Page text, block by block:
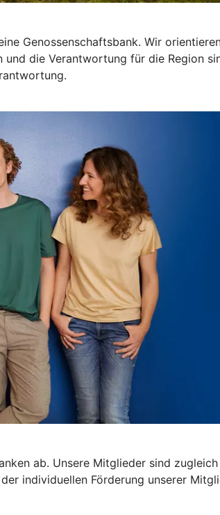
Genossenschaftsbank. Wir
und die Verantwortung für die
ab. Unsere Mitglieder sind
individuellen Förderung unserer